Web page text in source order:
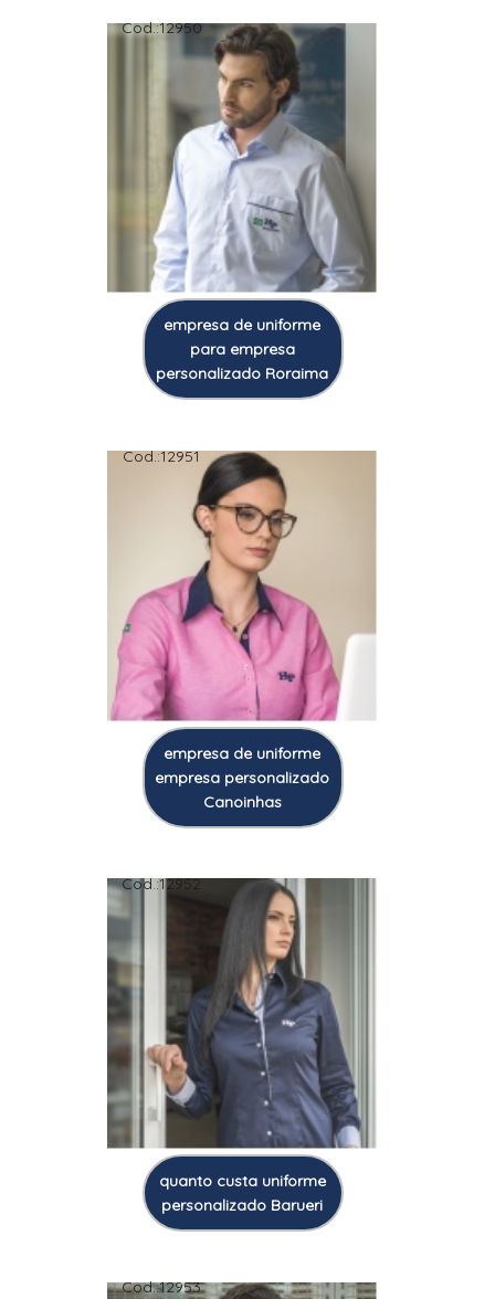
Cod.:12950
empresa de uniforme
para empresa
personalizado Roraima
Cod.:12951
empresa de uniforme
empresa personalizado
Canoinhas
Cod.:12952
quanto custa uniforme
personalizado Barueri
Cod.:12953